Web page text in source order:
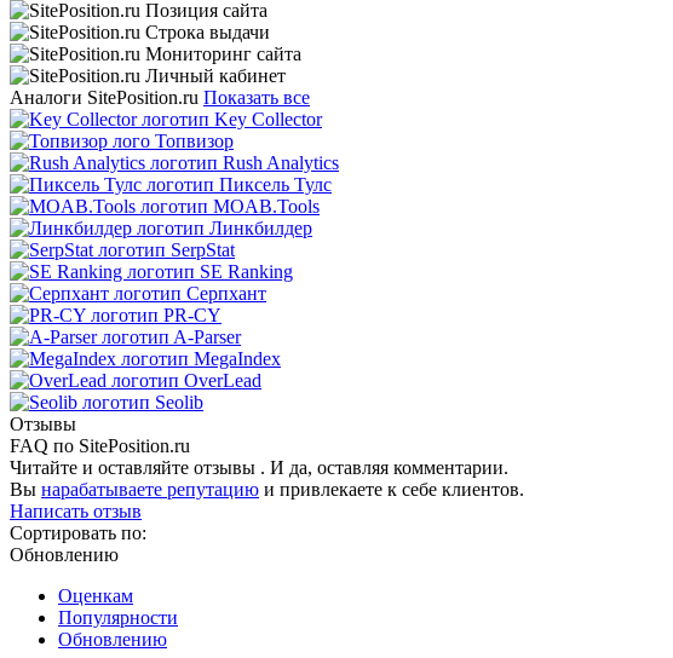
Аналоги SitePosition.ru Показать все
Key Collector
Топвизор
Rush Analytics
Пиксель Тулс
MOAB.Tools
Линкбилдер
SerpStat
SE Ranking
Серпхант
PR-CY
A-Parser
MegaIndex
OverLead
Seolib
Отзывы
FAQ по SitePosition.ru
Читайте и оставляйте отзывы . И да, оставляя комментарии.
Вы нарабатываете репутацию и привлекаете к себе клиентов.
Написать отзыв
Сортировать по:
Обновлению
Оценкам
Популярности
Обновлению